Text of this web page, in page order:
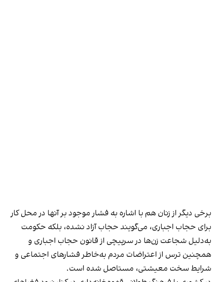
برخی دیگر از زنان هم با اشاره به فشار موجود بر آنها در محل کار
برای حجاب اجباری، می‌گویند حجاب آزاد نشده، بلکه حکومت
به‌دلیل شجاعت زن‌ها در سرپیچی از قانون حجاب اجباری و
همچنین ترس از اعتراضات مردم به‌خاطر فشارهای اجتماعی و
شرایط سخت معیشتی، مستاصل شده است.